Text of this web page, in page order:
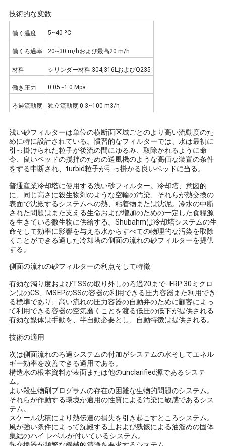
い
ニ
ュ
ー
ス
引
用
を
要
求
し
な
さ
い
地
図
PRIVACY
POLICY
技術的な変数:
働く温度 5~40 ºC
働くろ過率 20~30 m/hおよび最高20 m/h
材料 シリンダー材料:304,316LおよびQ235
働き圧力 0.05~1.0 Mpa
ろ過流動度 独立流動度:0.3~100 m3/h
浅い砂フィルターは単位の横断面区域ごとのより高い流動度のた
めに特に設計されている。慣習的なフィルターでは、水は最初に
引っ掛けられた粒子が後流の間にゆるみ、取除かれるように命
令、良いベッドの撹拌のための送風機のような高価な装置の条件
をする中断され、turbid粒子が引っ掛かる良いベッドに当る。
普通産業冷却塔に使用する浅い砂フィルター。冷却塔、意図的
に、同じ高さに殺生物剤のような空輸の汚染、それらが熱交換の
表面で沈殿するシステムへの熱、粘着物または沈泥。冷水の中断
された問題はまた支える生命および増加のための一定した食糧源
を生きている微生物に供給する。Shubahmは冷却塔システムの生
命そして効率に影響を与える水からすべての物理的な汚染を取除
くことができる適した冷却塔の側面の流れの砂フィルターを提供
する。
側面の流れの砂フィルターの利点そして特徴:
有効な濁り度およびTSSの取り外しのろ過20まで- FRP 30ミクロ
ンはのCS、MSEPのSSの容器の利用できる圧力容器また利用でき
る標準であり、高い流れの圧力容器の自動弁のために顧客によっ
て利用できる容器の空気磨くことを渡る低圧の低下が提供される
有効な媒体は手動を、半自動必要とし、自動特徴は提供される。
技術の適用
次は側面流れのろ過システムの付加がシステムの水そしてエネル
ギー効率を改善できる適用である。
構造水の根本資料が表面または他のunclarified源であるシステ
ム。
よい殺生物剤プログラムの存在の困難な生物的問題のシステム。
それらが作動する環境か適用の性質による汚染に敏感であるシス
テム。
スケール沈積により熱伝達の損失を引き起こすところシステム。
風が強い条件によって沈殿する土および残骸による油溜めの固体
集結のハイ レベルが付いているシステム。